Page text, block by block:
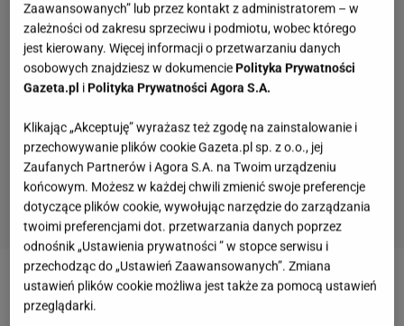
Zobacz wideoJak dbać o pelargonie? Przepisy na
domowe nawozy
Zaawansowanych” lub przez kontakt z administratorem – w
zależności od zakresu sprzeciwu i podmiotu, wobec którego
jest kierowany. Więcej informacji o przetwarzaniu danych
osobowych znajdziesz w dokumenciePolityka Prywatności
Gazeta.pl iPolityka Prywatności Agora S.A.
Klikając „Akceptuję” wyrażasz też zgodę na zainstalowanie i
przechowywanie plików cookie Gazeta.pl sp. z o.o., jej
Zaufanych Partnerów i Agora S.A. na Twoim urządzeniu
końcowym. Możesz w każdej chwili zmienić swoje preferencje
dotyczące plików cookie, wywołując narzędzie do zarządzania
twoimi preferencjami dot. przetwarzania danych poprzez
odnośnik „Ustawienia prywatności ” w stopce serwisu i
przechodząc do „Ustawień Zaawansowanych”. Zmiana
ustawień plików cookie możliwa jest także za pomocą ustawień
przeglądarki.